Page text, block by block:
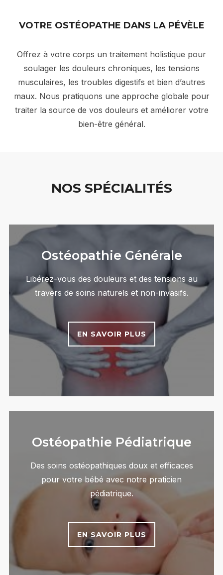
VOTRE OSTÉOPATHE DANS LA PÉVÈLE
Offrez à votre corps un traitement holistique pour
soulager les douleurs chroniques, les tensions
musculaires, les troubles digestifs et bien d’autres
maux. Nous pratiquons une approche globale pour
traiter la source de vos douleurs et améliorer votre
bien-être général.
NOS SPÉCIALITÉS
Ostéopathie Générale
Libérez-vous des douleurs et des tensions au
travers de soins naturels et non-invasifs.
EN SAVOIR PLUS
Ostéopathie Pédiatrique
Des soins ostéopathiques doux et efficaces
pour votre bébé avec notre praticien
pédiatrique.
EN SAVOIR PLUS